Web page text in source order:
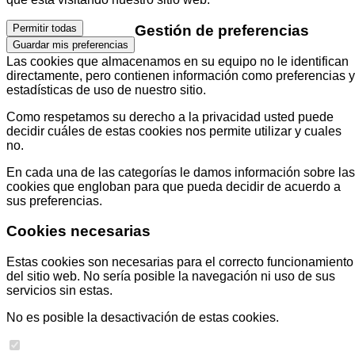
Permitir todas
Guardar mis preferencias
Gestión de preferencias
Las cookies que almacenamos en su equipo no le identifican
directamente, pero contienen información como preferencias y
estadísticas de uso de nuestro sitio.
Como respetamos su derecho a la privacidad usted puede
decidir cuáles de estas cookies nos permite utilizar y cuales
no.
En cada una de las categorías le damos información sobre las
cookies que engloban para que pueda decidir de acuerdo a
sus preferencias.
Cookies necesarias
Estas cookies son necesarias para el correcto funcionamiento
del sitio web. No sería posible la navegación ni uso de sus
servicios sin estas.
No es posible la desactivación de estas cookies.